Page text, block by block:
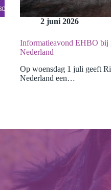
2 juni 2026
Informatieavond EHBO bij
Nederland
Op woensdag 1 juli geeft
Nederland een…